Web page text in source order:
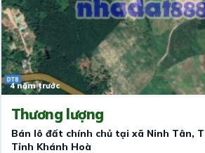
4 năm trước
Thương lượng
Bán lô đất chính chủ tại xã Ninh Tân,
Tỉnh Khánh Hoà